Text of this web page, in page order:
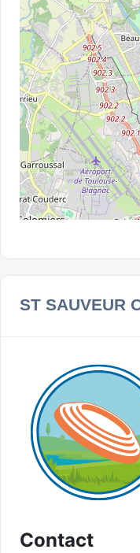
ST SAUVEUR
Contact